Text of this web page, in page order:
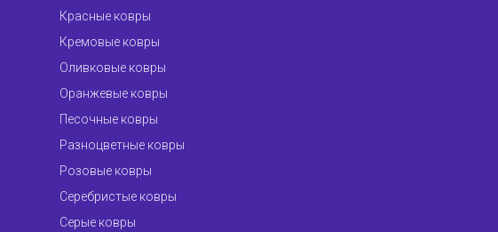
Красные ковры
Кремовые ковры
Оливковые ковры
Оранжевые ковры
Песочные ковры
Разноцветные ковры
Розовые ковры
Серебристые ковры
Серые ковры